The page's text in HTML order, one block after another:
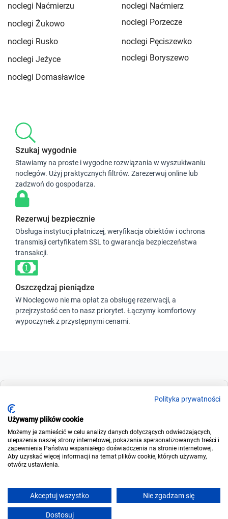
Uzupełnij termin, aby zarezerwować online
Napisz
noclegi Naćmierzu
noclegi Naćmierz
noclegi Żukowo
noclegi Porzecze
noclegi Rusko
noclegi Pęciszewko
noclegi Jeźyce
noclegi Boryszewo
noclegi Domasławice
Szukaj wygodnie
Stawiamy na proste i wygodne rozwiązania w wyszukiwaniu
noclegów. Użyj praktycznych filtrów. Zarezerwuj online lub
zadzwoń do gospodarza.
Rezerwuj bezpiecznie
Obsługa instytucji płatniczej, weryfikacja obiektów i ochrona
transmisji certyfikatem SSL to gwarancja bezpieczeństwa
transakcji.
Oszczędzaj pieniądze
W Noclegowo nie ma opłat za obsługę rezerwacji, a
przejrzystość cen to nasz priorytet. Łączymy komfortowy
wypoczynek z przystępnymi cenami.
Dla wynajmujących
Polityka prywatności
Używamy plików cookie
Możemy je zamieścić w celu analizy danych dotyczących odwiedzających,
ulepszenia naszej strony internetowej, pokazania spersonalizowanych treści i
zapewnienia Państwu wspaniałego doświadczenia na stronie internetowej.
Aby uzyskać więcej informacji na temat plików cookie, których używamy,
otwórz ustawienia.
Akceptuj wszystko Nie zgadzam się
Dostosuj